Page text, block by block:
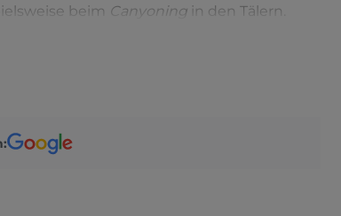
beim Canyoning in den Tälern.